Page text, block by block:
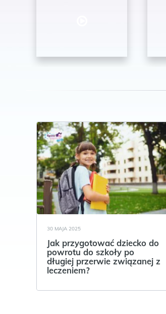
30 MAJA 2025
Jak przygotować dziecko do
powrotu do szkoły po
długiej przerwie związanej z
leczeniem?